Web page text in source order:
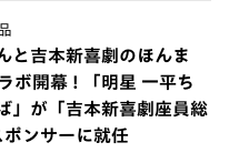
と吉本新喜劇のほんま
ボ開幕 ! 「明星 一平ち
」が「吉本新喜劇座員総
ンサーに就任